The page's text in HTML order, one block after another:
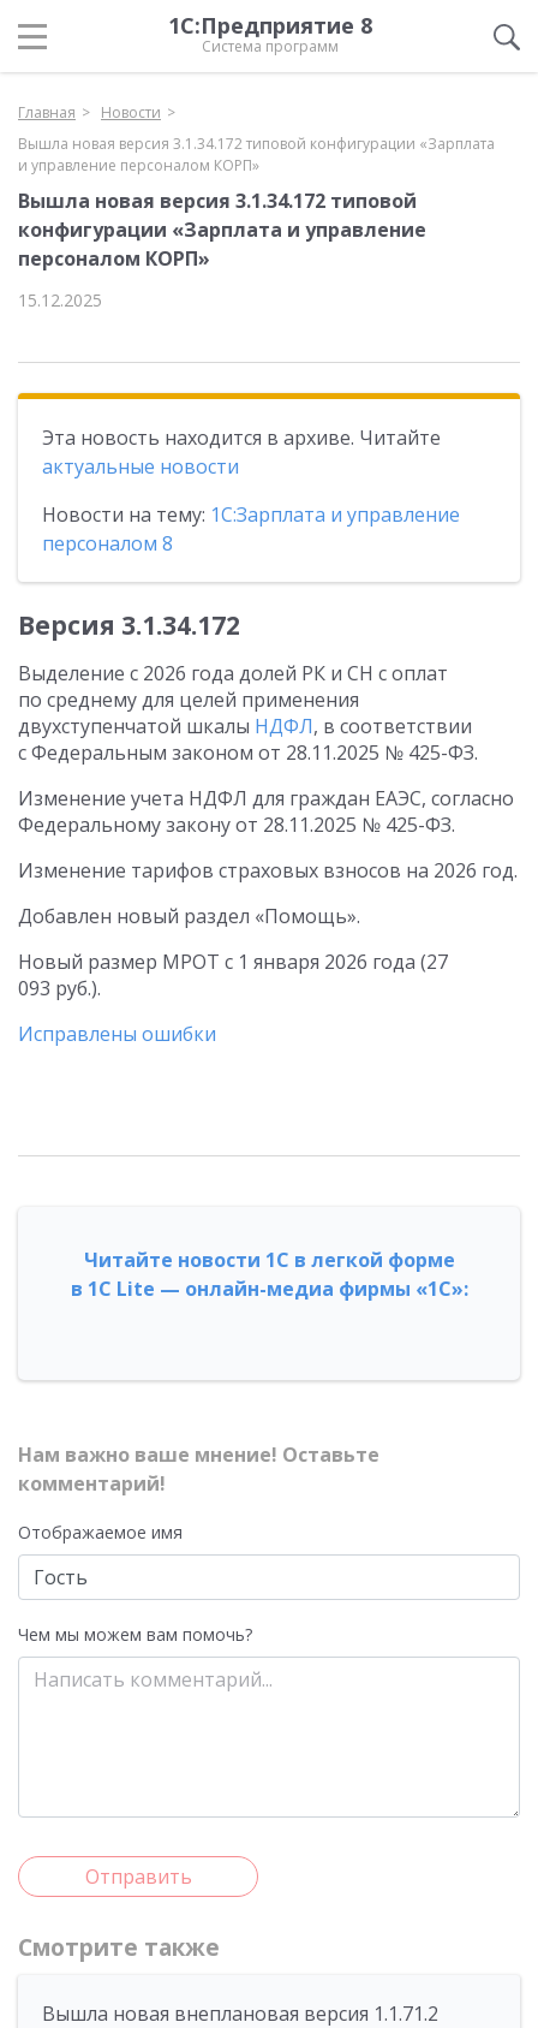
1С:Предприятие 8
Система программ
Главная
Новости
Вышла новая версия 3.1.34.172 типовой конфигурации «Зарплата
и управление персоналом КОРП»
Вышла новая версия 3.1.34.172 типовой
конфигурации «Зарплата и управление
персоналом КОРП»
15.12.2025
Эта новость находится в архиве. Читайте
актуальные новости
Новости на тему: 1С:Зарплата и управление
персоналом 8
Версия 3.1.34.172
Выделение с 2026 года долей РК и СН с оплат
по среднему для целей применения
двухступенчатой шкалы НДФЛ, в соответствии
с Федеральным законом от 28.11.2025 № 425-ФЗ.
Изменение учета НДФЛ для граждан ЕАЭС, согласно
Федеральному законуот 28.11.2025 № 425-ФЗ.
Изменение тарифов страховых взносов на 2026 год.
Добавлен новый раздел «Помощь».
Новый размер МРОТ с 1 января 2026 года (27
093 руб.).
Исправлены ошибки
Читайте новости 1С в легкой форме
в 1С Lite — онлайн-медиа фирмы «1С»:
Нам важно ваше мнение! Оставьте
комментарий!
Отображаемое имя
Чем мы можем вам помочь?
Отправить
Смотрите также
Вышла новая внеплановая версия 1.1.71.2